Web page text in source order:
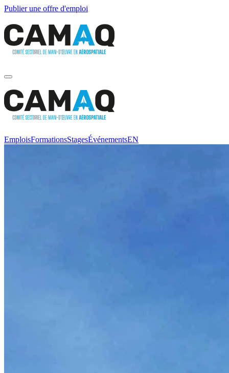
Publier une offre d'emploi
EmploisFormationsStagesÉvénementsEN